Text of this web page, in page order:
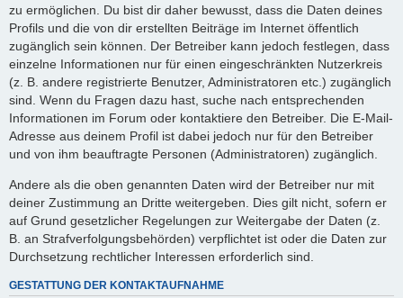
zu ermöglichen. Du bist dir daher bewusst, dass die Daten deines
Profils und die von dir erstellten Beiträge im Internet öffentlich
zugänglich sein können. Der Betreiber kann jedoch festlegen, dass
einzelne Informationen nur für einen eingeschränkten Nutzerkreis
(z. B. andere registrierte Benutzer, Administratoren etc.) zugänglich
sind. Wenn du Fragen dazu hast, suche nach entsprechenden
Informationen im Forum oder kontaktiere den Betreiber. Die E-Mail-
Adresse aus deinem Profil ist dabei jedoch nur für den Betreiber
und von ihm beauftragte Personen (Administratoren) zugänglich.
Andere als die oben genannten Daten wird der Betreiber nur mit
deiner Zustimmung an Dritte weitergeben. Dies gilt nicht, sofern er
auf Grund gesetzlicher Regelungen zur Weitergabe der Daten (z.
B. an Strafverfolgungsbehörden) verpflichtet ist oder die Daten zur
Durchsetzung rechtlicher Interessen erforderlich sind.
GESTATTUNG DER KONTAKTAUFNAHME